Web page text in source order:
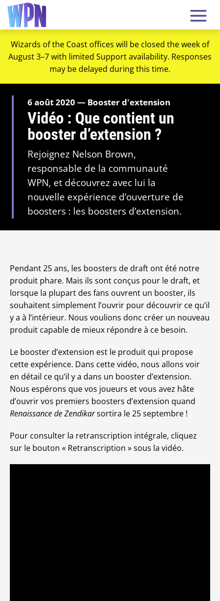
Wizards of the Coast offices will be closed the week of
August 3–7 with limited Support availability. Responses
may be delayed during this time.
6 août 2020 — Booster d'extension
Vidéo : Que contient un
booster d’extension ?
Rejoignez Nelson Brown,
responsable de la communauté
WPN, et découvrez avec lui la
nouvelle expérience d’ouverture de
boosters : les boosters d’extension.
Pendant 25 ans, les boosters de draft ont été notre
produit phare. Mais ils sont conçus pour le draft, et
lorsque la plupart des fans ouvrent un booster, ils
souhaitent simplement l’ouvrir pour découvrir ce qu’il
y a à l’intérieur. Nous voulions donc créer un nouveau
produit capable de mieux répondre à ce besoin.
Le booster d’extension est le produit qui propose
cette expérience. Dans cette vidéo, nous allons voir
en détail ce qu’il y a dans un booster d’extension.
Nous espérons que vos joueurs et vous avez hâte
d’ouvrir vos premiers boosters d’extension quand
Renaissance de Zendikarsortira le 25 septembre !
Pour consulter la retranscription intégrale, cliquez
sur le bouton « Retranscription » sous la vidéo.